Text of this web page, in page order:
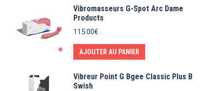
Vibromasseurs G-Spot Arc Dame
Products
115.00€
AJOUTER AU PANIER
Vibreur Point G Bgee Classic Plus B
Swish